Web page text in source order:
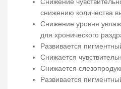
Снижение
снижению количества
Снижение уровня
для хронического
Развивается
Снижается
Снижается
Развивается